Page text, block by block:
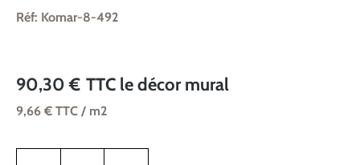
Réf: Komar-8-492
90,30 € TTC le décor mural
9,66 € TTC / m2